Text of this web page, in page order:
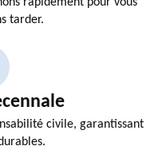
tarder.
civile, garantissant